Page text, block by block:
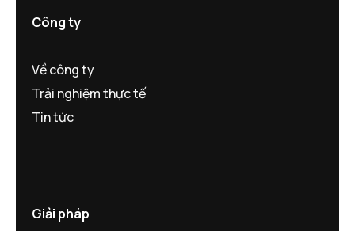
Công ty
Về công ty
Trải nghiệm thực tế
Tin tức
Giải pháp